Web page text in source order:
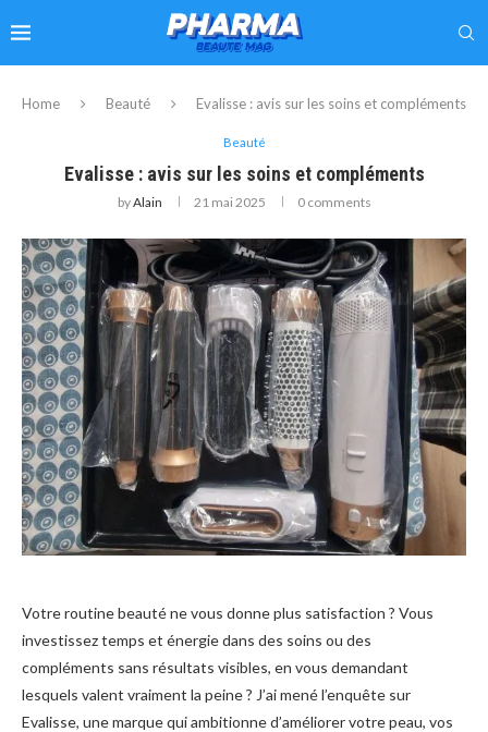
Home Beauté Evalisse : avis sur les soins et compléments
Beauté
Evalisse : avis sur les soins et compléments
byAlain 21 mai 2025 0 comments
Votre routine beauté ne vous donne plus satisfaction ? Vous
investissez temps et énergie dans des soins ou des
compléments sans résultats visibles, en vous demandant
lesquels valent vraiment la peine ? J’ai mené l’enquête sur
Evalisse, une marque qui ambitionne d’améliorer votre peau, vos